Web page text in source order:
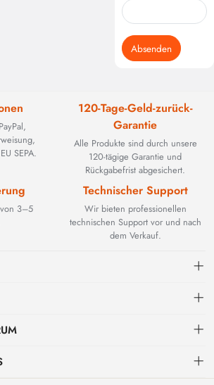
Absenden
SEPA.
120-Tage-Geld-zurück-
Garantie
Alle Produkte sind durch unsere
120-tägige Garantie und
Rückgabefrist abgesichert.
3–5
Technischer Support
Wir bieten professionellen
technischen Support vor und nach
dem Verkauf.
INTERNATIONAL LIMITED wurde 2002
Weiterentwicklung industrieller Netzwerke